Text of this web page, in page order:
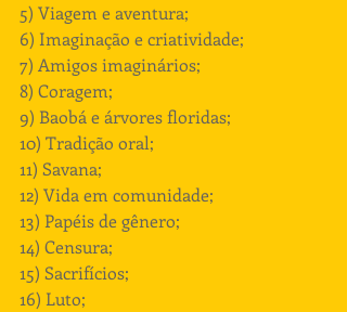
5) Viagem e aventura;
6) Imaginação e criatividade;
7) Amigos imaginários;
8) Coragem;
9) Baobá e árvores floridas;
10) Tradição oral;
11) Savana;
12) Vida em comunidade;
13) Papéis de gênero;
14) Censura;
15) Sacrifícios;
16) Luto;